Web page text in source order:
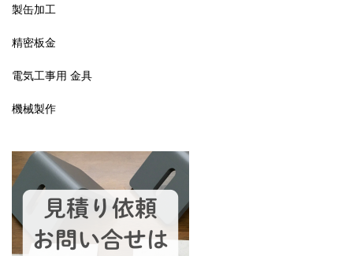
製缶加工
精密板金
電気工事用 金具
機械製作